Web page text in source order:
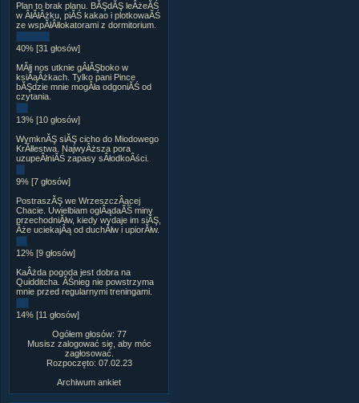
Plan to brak planu. BĂŞdĂŞ leÂżeĂŚ
w ÂłĂłÂżku, piĂŚ kakao i plotkowaĂŚ
ze wspĂłÂłlokatorami z dormitorium.
40% [31 głosów]
MĂłj nos utknie gÂłĂŞboko w
ksiÂąÂżkach. Tylko pani Pince
bĂŞdzie mnie mogÂła odgoniĂŚ od
czytania.
13% [10 głosów]
WymknĂŞ siĂŞ cicho do Miodowego
KrĂłlestwa. NajwyÂższa pora
uzupeÂłniĂŚ zapasy sÂłodkoÂści.
9% [7 głosów]
PostraszĂŞ we WrzeszczÂącej
Chacie. Uwielbiam oglÂądaĂŚ miny
przechodniĂłw, kiedy wydaje im siĂŞ,
Âże uciekajÂą od duchĂłw i upiorĂłw.
12% [9 głosów]
KaÂżda pogoda jest dobra na
Quidditcha. ÂŚnieg nie powstrzyma
mnie przed regularnymi treningami.
14% [11 głosów]
Ogółem głosów: 77
Musisz zalogować się, aby móc
zagłosować.
Rozpoczęto: 07.02.23
Archiwum ankiet